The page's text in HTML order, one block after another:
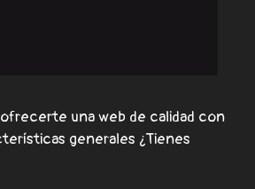
ofrecerte una web de calidad con
generales ¿Tienes